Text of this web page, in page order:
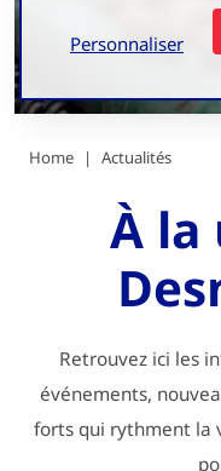
Personnaliser
Home Actualités
À la
Retrouvez ici les
événements,
forts qui rythment la